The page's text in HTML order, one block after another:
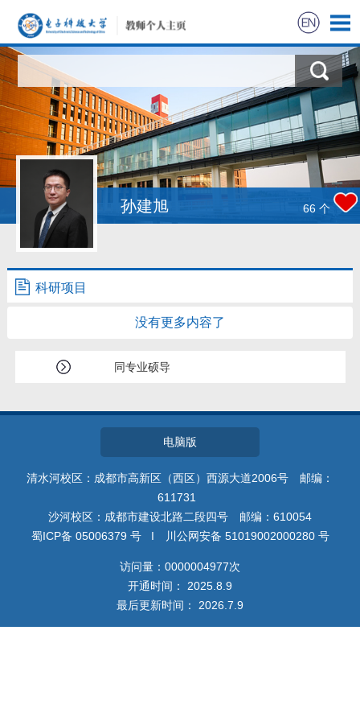
孙建旭 66 个
科研项目
没有更多内容了
同专业硕导
电脑版
清水河校区：成都市高新区（西区）西源大道2006号 邮编：
611731
沙河校区：成都市建设北路二段四号 邮编：610054
蜀ICP备 05006379 号 I 川公网安备 51019002000280 号
访问量： 0000004977次
开通时间： 2025 8 9
最后更新时间： 2026 7 9